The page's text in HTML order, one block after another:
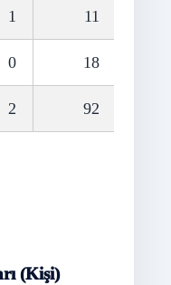
1 11
0 18
2 92
(Kişi)